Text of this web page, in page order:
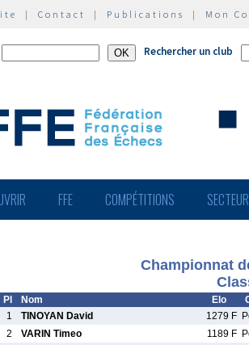
| Contact | Publications | Mon
Rechercher un club
FFE COMPÉTITIONS
Championnat
Pl Nom Elo
1
TINOYAN David 1279 F
2
VARIN Timeo 1189 F